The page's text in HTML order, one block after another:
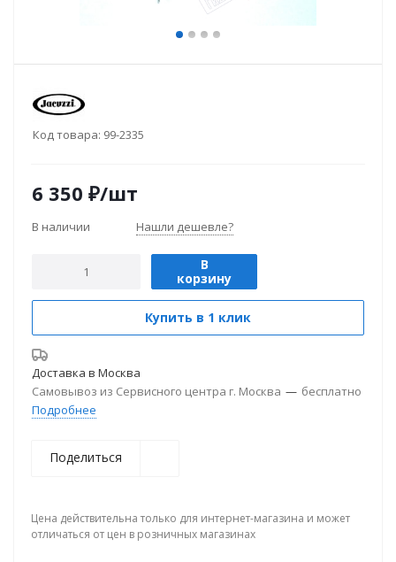
Код товара: 99-2335
6 350 ₽/шт
В наличии Нашли дешевле?
В
корзину
Купить в 1 клик
Доставка в Москва
Самовывоз из Сервисного центра г. Москва — бесплатно
Подробнее
Поделиться
Цена действительна только для интернет-магазина и может
отличаться от цен в розничных магазинах